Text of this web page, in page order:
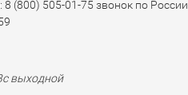
(800) 505-01-75 звонок по России
выходной